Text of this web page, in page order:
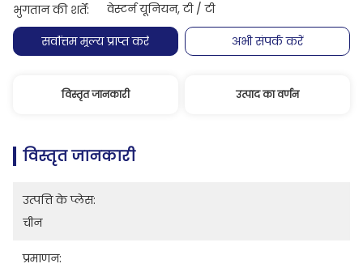
भुगतान की शर्तें:
वेस्टर्न यूनियन, टी / टी
सर्वोत्तम मूल्य प्राप्त करें
अभी संपर्क करें
विस्तृत जानकारी उत्पाद का वर्णन
विस्तृत जानकारी
उत्पत्ति के प्लेस:
चीन
प्रमाणन: